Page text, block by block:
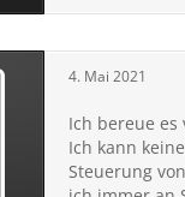
4. Mai 2021
Ich bereue es
Ich kann
Steuerung